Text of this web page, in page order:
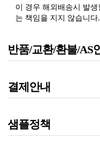
이 경우 해외배송시 발
는 책임을 지지 않습니다.
반품/교환/환불/AS
결제안내
샘플정책